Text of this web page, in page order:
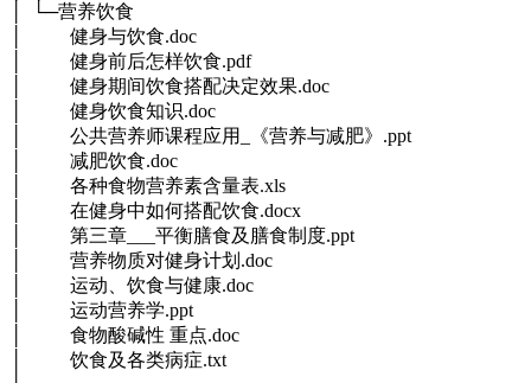
│ └─营养饮食
│ 健身与饮食.doc
│ 健身前后怎样饮食.pdf
│ 健身期间饮食搭配决定效果.doc
│ 健身饮食知识.doc
│ 公共营养师课程应用_《营养与减肥》.ppt
│ 减肥饮食.doc
│ 各种食物营养素含量表.xls
│ 在健身中如何搭配饮食.docx
│ 第三章___平衡膳食及膳食制度.ppt
│ 营养物质对健身计划.doc
│ 运动、饮食与健康.doc
│ 运动营养学.ppt
│ 食物酸碱性 重点.doc
│ 饮食及各类病症.txt